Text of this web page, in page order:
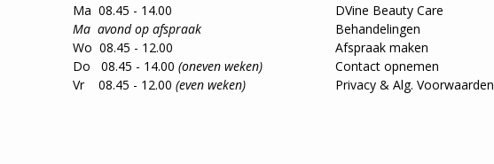
Ma 08.45 - 14.00
Ma avond op afspraak
Wo 08.45 - 12.00
Do 08.45 - 14.00 (oneven weken)
Vr 08.45 - 12.00 (even weken)
DVine Beauty Care
Behandelingen
Afspraak maken
Contact opnemen
Privacy & Alg. Voorwaarden